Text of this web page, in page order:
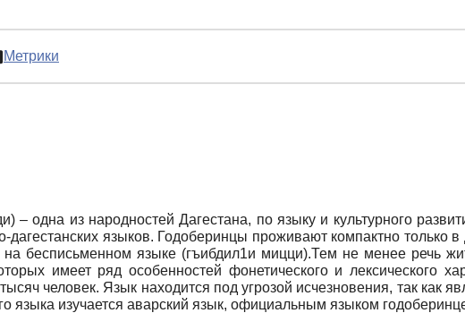
Метрики
– одна из народностей Дагестана, по языку и культурного
дагестанских языков. Годоберинцы проживают компактно только
бесписьменном языке (гъибдил1и мицци).Тем не менее речь
имеет ряд особенностей фонетического и лексического
человек. Язык находится под угрозой исчезновения, так как
языка изучается аварский язык, официальным языком